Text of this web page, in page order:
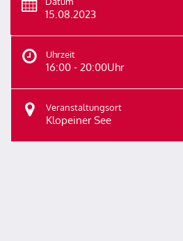
15.08.2023
Uhrzeit
16:00 - 20:00Uhr
Veranstaltungsort
Klopeiner See